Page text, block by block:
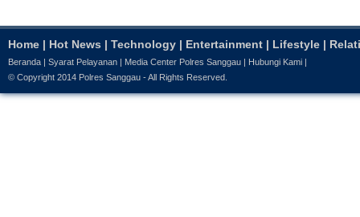
Home | Hot News | Technology | Entertainment | Lifestyle |
Beranda Syarat Pelayanan Media Center Polres Sanggau Hubungi Kami
© Copyright 2014 Polres Sanggau - All Rights Reserved.